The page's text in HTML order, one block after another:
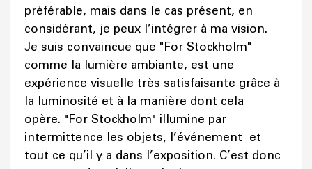
préférable, mais dans le cas présent, en
considérant, je peux l’intégrer à ma vision.
Je suis convaincue que "For Stockholm"
comme la lumière ambiante, est une
expérience visuelle très satisfaisante grâce à
la luminosité et à la manière dont cela
opère. "For Stockholm" illumine par
intermittence les objets, l’événement et
tout ce qu’il y a dans l’exposition. C’est donc